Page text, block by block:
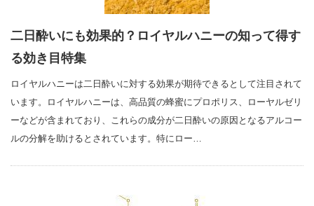
二日酔いにも効果的？ロイヤルハニーの知って得す
る効き目特集
ロイヤルハニーは二日酔いに対する効果が期待できるとして注目されて
います。ロイヤルハニーは、高品質の蜂蜜にプロポリス、ローヤルゼリ
ーなどが含まれており、これらの成分が二日酔いの原因となるアルコー
ルの分解を助けるとされています。特にロー…